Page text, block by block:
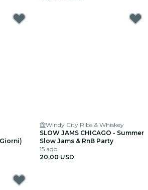
Windy City Ribs & Whiskey
SLOW JAMS CHICAGO - Summer
Slow Jams & RnB Party
15 ago
20,00 USD